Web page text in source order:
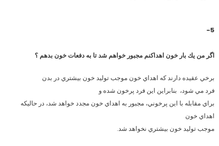
5-
اگر من يك بار خون اهداكنم مجبور خواهم شد تا به دفعات خون بدهم ؟
برخي عقيده دارند كه اهداي خون موجب توليد خون بيشتري در بدن
فرد مي شود، بنابراين اين فرد پرخون شده و
براي مقابله با اين پرخوني، مجبور به اهداي خون مجدد خواهد شد، در حاليكه
اهداي خون
موجب توليد خون بيشتري نخواهد شد.